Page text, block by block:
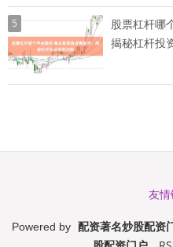
5
股票杠杆哪
揭秘杠杆投
友情
Powered by 配资著名炒股配资